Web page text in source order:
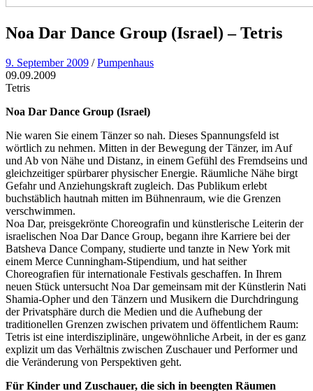
Noa Dar Dance Group (Israel) – Tetris
9. September 2009 /Pumpenhaus
09.09.2009
Tetris
Noa Dar Dance Group (Israel)
Nie waren Sie einem Tänzer so nah. Dieses Spannungsfeld ist
wörtlich zu nehmen. Mitten in der Bewegung der Tänzer, im Auf
und Ab von Nähe und Distanz, in einem Gefühl des Fremdseins und
gleichzeitiger spürbarer physischer Energie. Räumliche Nähe birgt
Gefahr und Anziehungskraft zugleich. Das Publikum erlebt
buchstäblich hautnah mitten im Bühnenraum, wie die Grenzen
verschwimmen.
Noa Dar, preisgekrönte Choreografin und künstlerische Leiterin der
israelischen Noa Dar Dance Group, begann ihre Karriere bei der
Batsheva Dance Company, studierte und tanzte in New York mit
einem Merce Cunningham-Stipendium, und hat seither
Choreografien für internationale Festivals geschaffen. In Ihrem
neuen Stück untersucht Noa Dar gemeinsam mit der Künstlerin Nati
Shamia-Opher und den Tänzern und Musikern die Durchdringung
der Privatsphäre durch die Medien und die Aufhebung der
traditionellen Grenzen zwischen privatem und öffentlichem Raum:
Tetris ist eine interdisziplinäre, ungewöhnliche Arbeit, in der es ganz
explizit um das Verhältnis zwischen Zuschauer und Performer und
die Veränderung von Perspektiven geht.
Für Kinder und Zuschauer, die sich in beengten Räumen